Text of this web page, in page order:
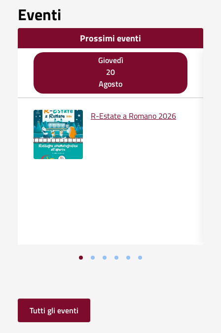
Eventi
Prossimi eventi
Giovedì
20
Agosto
R-Estate a Romano 2026
Tutti gli eventi